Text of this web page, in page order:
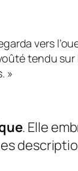
vers
tendu sur
»
. Elle